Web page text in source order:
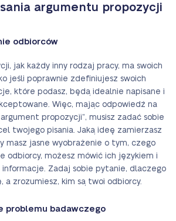
argumentu propozycji
odbiorców
jak każdy inny rodzaj pracy, ma swoich
jeśli poprawnie zdefiniujesz swoich
które podasz, będą idealnie napisane i
Więc, mając odpowiedź na
propozycji”, musisz zadać sobie
twojego pisania. Jaką ideę zamierzasz
masz jasne wyobrażenie o tym, czego
odbiorcy, możesz mówić ich językiem i
Zadaj sobie pytanie, dlaczego
a zrozumiesz, kim są twoi odbiorcy.
problemu badawczego